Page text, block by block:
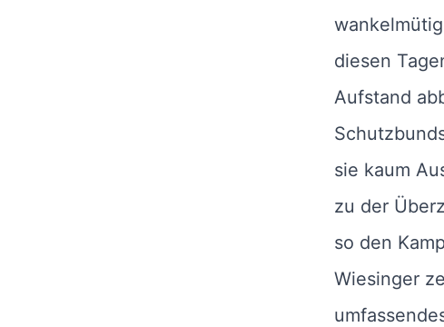
diesen
Aufstand
sie kaum
zu der
so den
Wiesinger